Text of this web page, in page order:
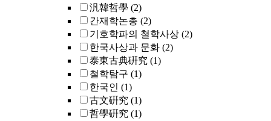
汎韓哲學 (2)
간재학논총 (2)
기호학파의 철학사상 (2)
한국사상과 문화 (2)
泰東古典硏究 (1)
철학탐구 (1)
한국인 (1)
古文硏究 (1)
哲學硏究 (1)